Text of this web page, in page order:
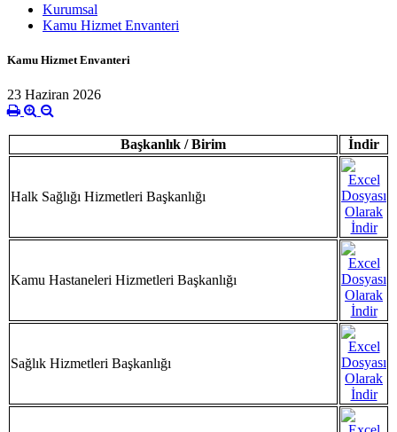
Kurumsal
Kamu Hizmet Envanteri
Kamu Hizmet Envanteri
23 Haziran 2026
Başkanlık / Birim İndir
Halk Sağlığı Hizmetleri Başkanlığı
Kamu Hastaneleri Hizmetleri Başkanlığı
Sağlık Hizmetleri Başkanlığı